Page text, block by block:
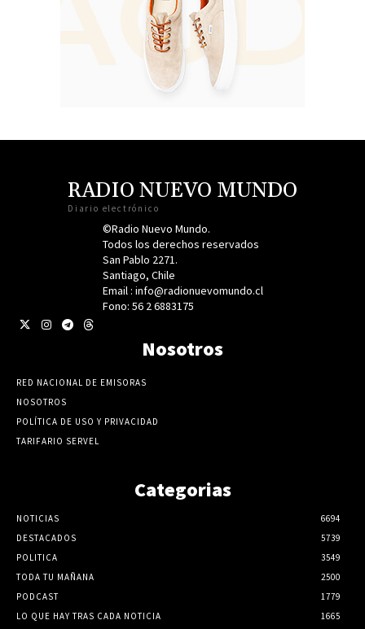
RADIO NUEVO MUNDO
Diario electrónico
©Radio Nuevo Mundo.
Todos los derechos reservados
San Pablo 2271.
Santiago, Chile
Email : info@radionuevomundo.cl
Fono: 56 2 6883175
Nosotros
RED NACIONAL DE EMISORAS
NOSOTROS
POLÍTICA DE USO Y PRIVACIDAD
TARIFARIO SERVEL
Categorias
NOTICIAS
6694
DESTACADOS
5739
POLITICA
3549
TODA TU MAÑANA
2500
PODCAST
1779
LO QUE HAY TRAS CADA NOTICIA
1665